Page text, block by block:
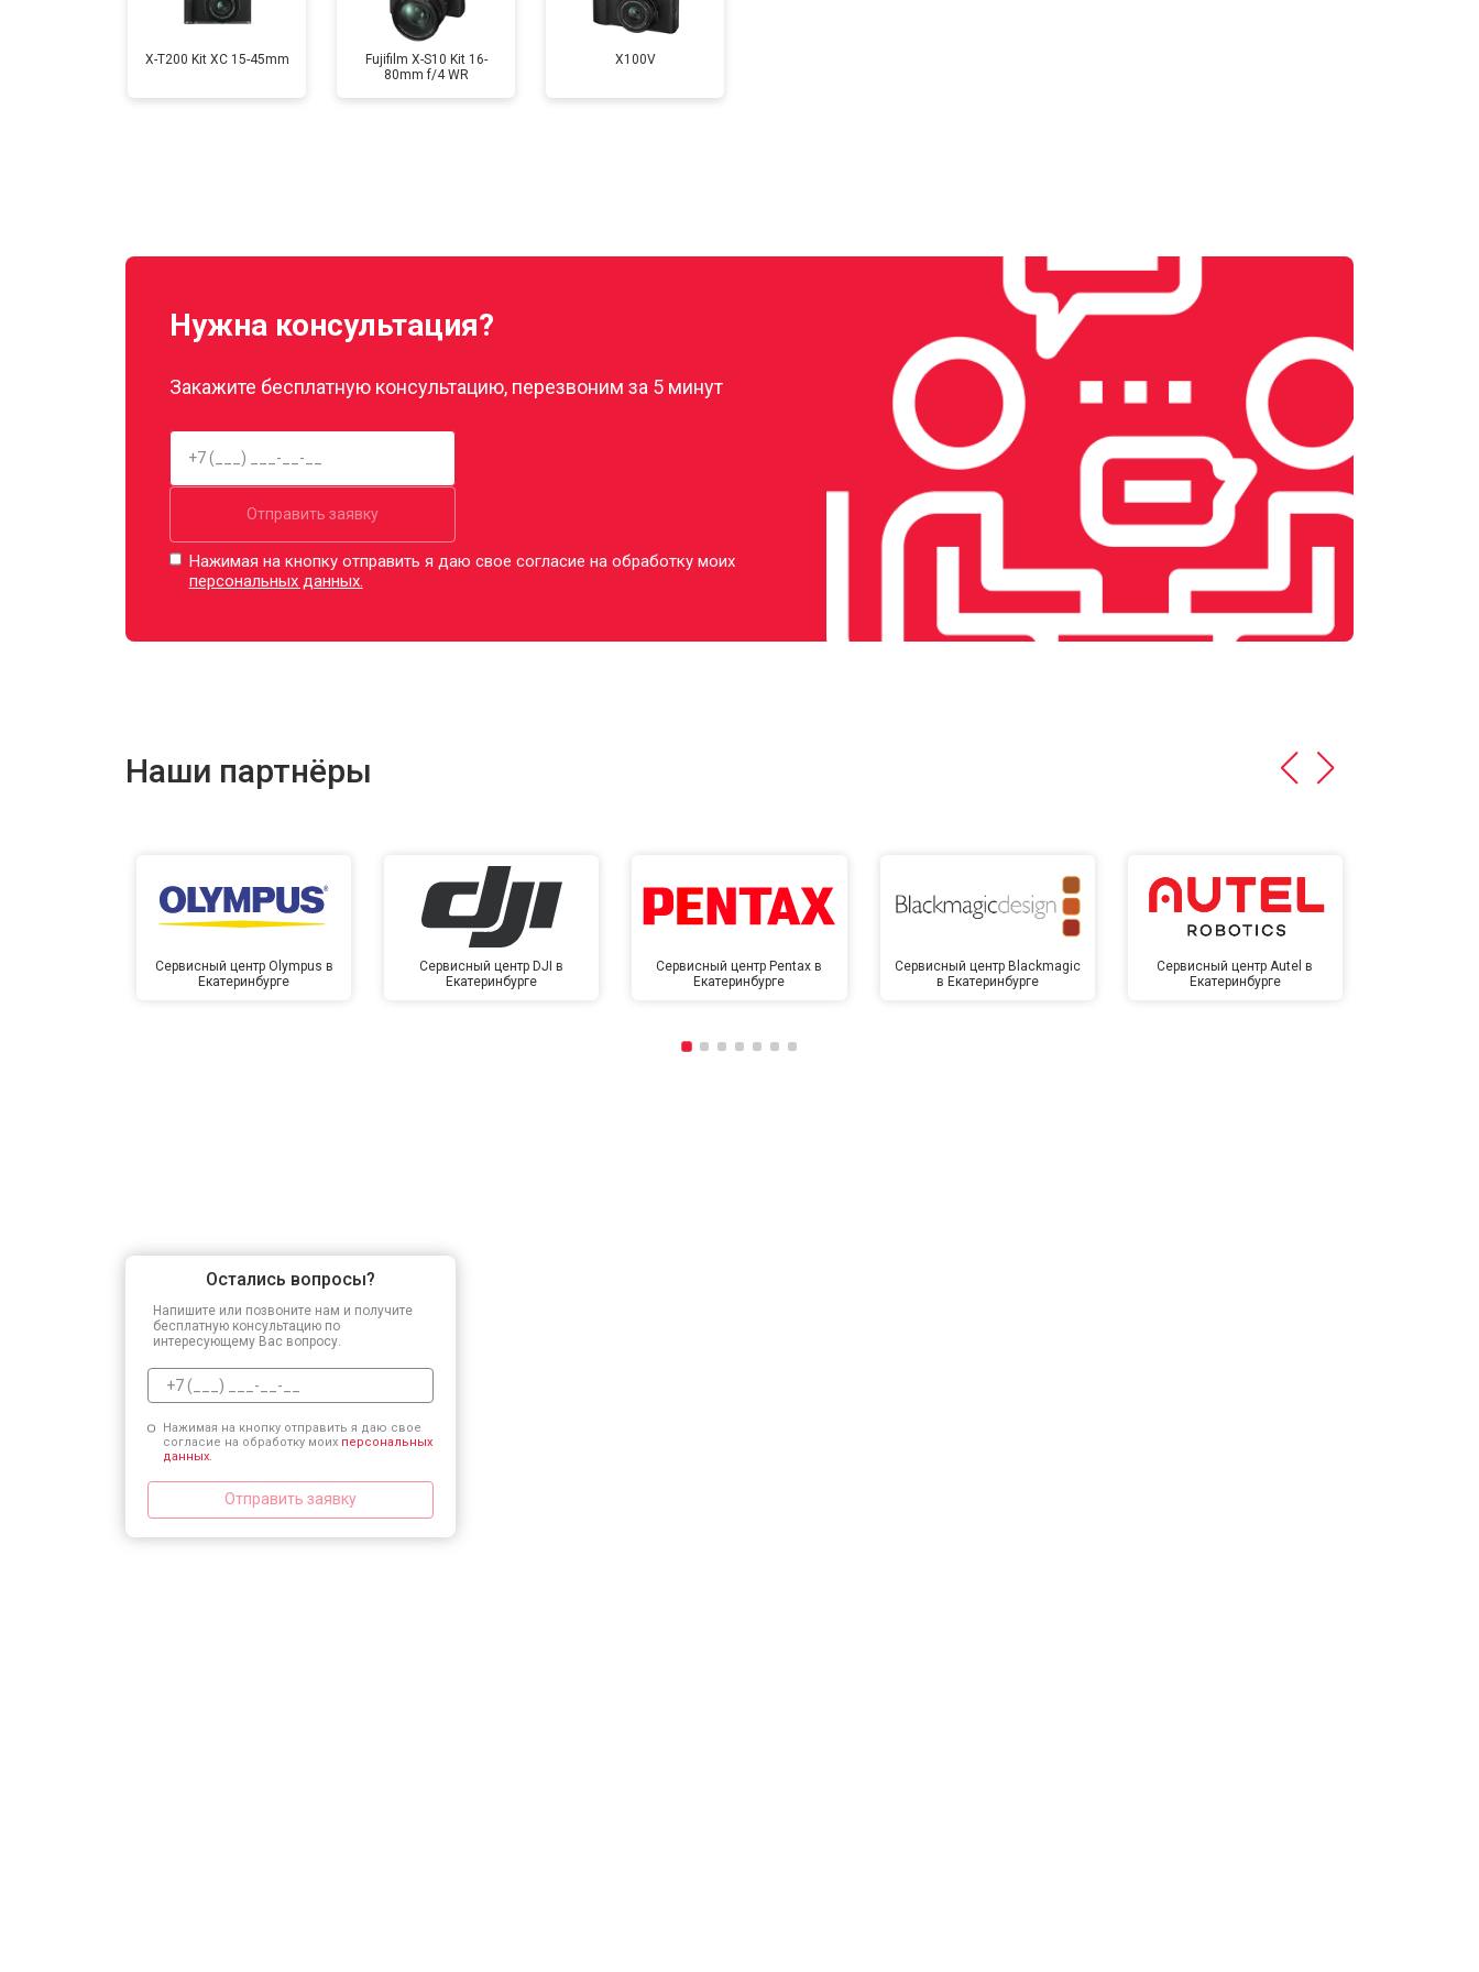
X-T200 Kit XC 15-45mm
Fujifilm X-S10 Kit 16-
80mm f/4 WR
X100V
Нужна консультация?
Закажите бесплатную консультацию, перезвоним за 5 минут
Отправить заявку
Нажимая на кнопку отправить я даю свое согласие на обработку моих
персональных данных.
Наши партнёры
Сервисный центр Olympus в
Екатеринбурге
Сервисный центр DJI в
Екатеринбурге
Сервисный центр Pentax в
Екатеринбурге
Сервисный центр Blackmagic
в Екатеринбурге
Сервисный центр Autel в
Екатеринбурге
Остались вопросы?
Напишите или позвоните нам и получите
бесплатную консультацию по
интересующему Вас вопросу.
Нажимая на кнопку отправить я даю свое
согласие на обработку моих персональных
данных.
Отправить заявку